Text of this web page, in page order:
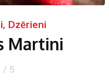
, Dzērieni
Martini
/ 5